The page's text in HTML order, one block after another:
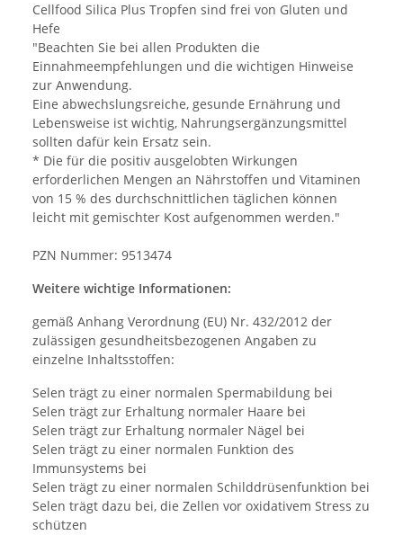
Cellfood Silica Plus Tropfen sind frei von Gluten und
Hefe
"Beachten Sie bei allen Produkten die
Einnahmeempfehlungen und die wichtigen Hinweise
zur Anwendung.
Eine abwechslungsreiche, gesunde Ernährung und
Lebensweise ist wichtig, Nahrungsergänzungsmittel
sollten dafür kein Ersatz sein.
* Die für die positiv ausgelobten Wirkungen
erforderlichen Mengen an Nährstoffen und Vitaminen
von 15 % des durchschnittlichen täglichen können
leicht mit gemischter Kost aufgenommen werden."
PZN Nummer: 9513474
Weitere wichtige Informationen:
gemäß Anhang Verordnung (EU) Nr. 432/2012 der
zulässigen gesundheitsbezogenen Angaben zu
einzelne Inhaltsstoffen:
Selen trägt zu einer normalen Spermabildung bei
Selen trägt zur Erhaltung normaler Haare bei
Selen trägt zur Erhaltung normaler Nägel bei
Selen trägt zu einer normalen Funktion des
Immunsystems bei
Selen trägt zu einer normalen Schilddrüsenfunktion bei
Selen trägt dazu bei, die Zellen vor oxidativem Stress zu
schützen